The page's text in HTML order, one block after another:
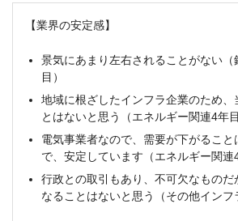
【業界の安定感】
景気にあまり左右されることがない（
目）
地域に根ざしたインフラ企業のため、
とはないと思う（エネルギー関連4年目
電気事業者なので、需要が下がるこ
で、安定しています（エネルギー関連4
行政との取引もあり、不可欠なものだ
なることはないと思う（その他インフ